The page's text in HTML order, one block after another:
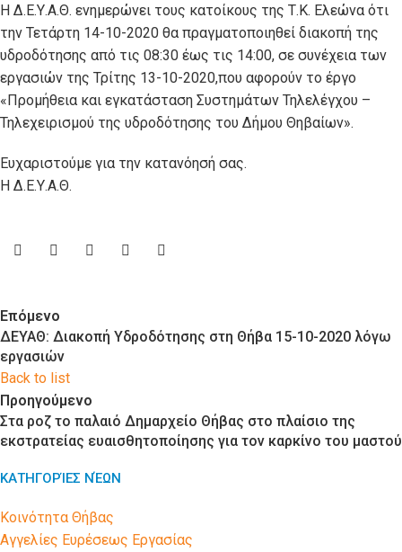
Η Δ.Ε.Υ.Α.Θ. ενημερώνει τους κατοίκους της Τ.Κ. Ελεώνα ότι
την Τετάρτη 14-10-2020 θα πραγματοποιηθεί διακοπή της
υδροδότησης από τις 08:30 έως τις 14:00, σε συνέχεια των
εργασιών της Τρίτης 13-10-2020,που αφορούν το έργο
«Προμήθεια και εγκατάσταση Συστημάτων Τηλελέγχου –
Τηλεχειρισμού της υδροδότησης του Δήμου Θηβαίων».
Ευχαριστούμε για την κατανόησή σας.
Η Δ.Ε.Υ.Α.Θ.
Επόμενο
ΔΕΥΑΘ: Διακοπή Υδροδότησης στη Θήβα 15-10-2020 λόγω
εργασιών
Back to list
Προηγούμενο
Στα ροζ το παλαιό Δημαρχείο Θήβας στο πλαίσιο της
εκστρατείας ευαισθητοποίησης για τον καρκίνο του μαστού
ΚΑΤΗΓΟΡΊΕΣ ΝΈΩΝ
Kοινότητα Θήβας
Αγγελίες Ευρέσεως Εργασίας